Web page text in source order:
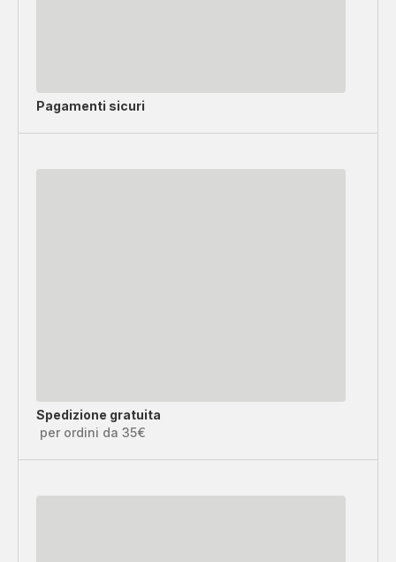
Pagamenti sicuri
Spedizione gratuita
per ordini da 35€